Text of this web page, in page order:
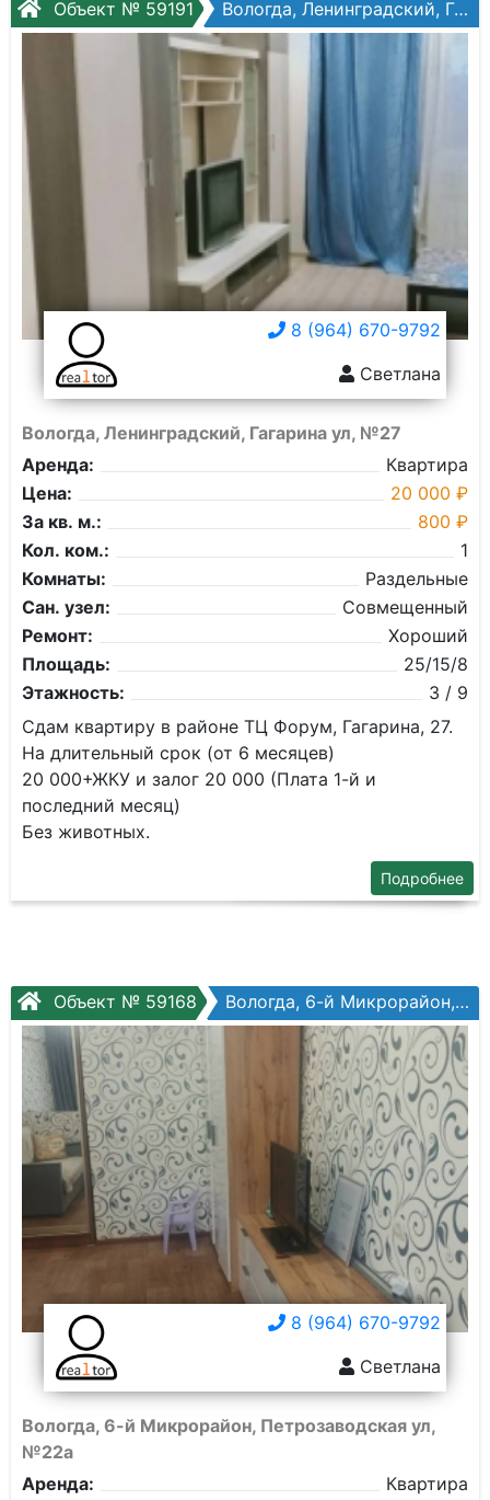
Объект № 59191 Вологда, Ленинградский, Гагарина ул, №27
8 (964) 670-9792
Светлана
Вологда, Ленинградский, Гагарина ул, №27
Аренда:
Квартира
Цена:
20 000 ₽
За кв. м.:
800 ₽
Кол. ком.:
1
Комнаты:
Раздельные
Сан. узел:
Совмещенный
Ремонт:
Хороший
Площадь:
25/15/8
Этажность:
3 / 9
Сдам квартиру в районе ТЦ Форум, Гагарина, 27.
На длительный срок (от 6 месяцев)
20 000+ЖКУ и залог 20 000 (Плата 1-й и
последний месяц)
Без животных.
Подробнее
Объект № 59168 Вологда, 6-й Микрорайон, Петрозаводская ул, №22а
8 (964) 670-9792
Светлана
Вологда, 6-й Микрорайон, Петрозаводская ул,
№22а
Аренда:
Квартира